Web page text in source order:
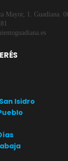
Mayor, 1. Guadiana.
Isidro